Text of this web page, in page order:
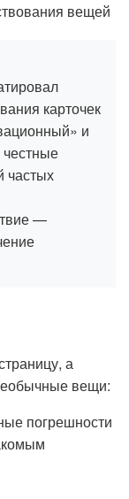
вещей
карточек
и
частых
—
а
вещи:
погрешности